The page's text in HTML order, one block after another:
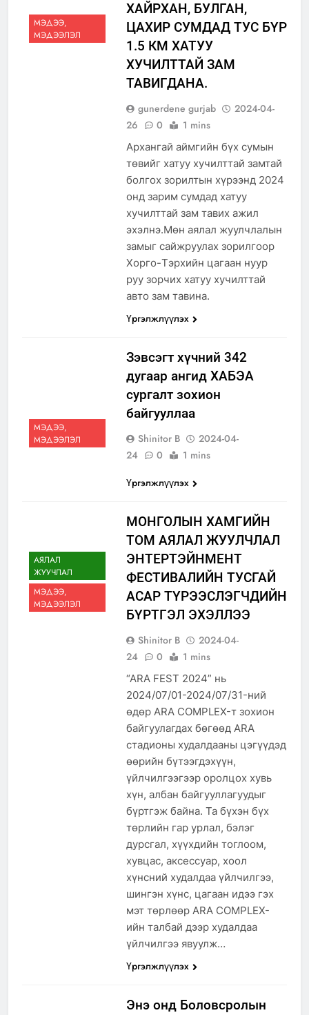
МЭДЭЭ,
МЭДЭЭЛЭЛ
ХАЙРХАН, БУЛГАН,
ЦАХИР СУМДАД ТУС БҮР
1.5 КМ ХАТУУ
ХУЧИЛТТАЙ ЗАМ
ТАВИГДАНА.
gunerdene gurjab
2024-04-
26
0 1 mins
Архангай аймгийн бүх сумын
төвийг хатуу хучилттай замтай
болгох зорилтын хүрээнд 2024
онд зарим сумдад хатуу
хучилттай зам тавих ажил
эхэлнэ.Мөн аялал жуулчлалын
замыг сайжруулах зорилгоор
Хорго-Тэрхийн цагаан нуур
руу зорчих хатуу хучилттай
авто зам тавина.
Үргэлжлүүлэх
МЭДЭЭ,
МЭДЭЭЛЭЛ
Зэвсэгт хүчний 342
дугаар ангид ХАБЭА
сургалт зохион
байгууллаа
Shinitor B
2024-04-
24
0
1 mins
Үргэлжлүүлэх
АЯЛАЛ
ЖУУЧЛАЛ
МЭДЭЭ,
МЭДЭЭЛЭЛ
МОНГОЛЫН ХАМГИЙН
ТОМ АЯЛАЛ ЖУУЛЧЛАЛ
ЭНТЕРТЭЙНМЕНТ
ФЕСТИВАЛИЙН ТУСГАЙ
АСАР ТҮРЭЭСЛЭГЧДИЙН
БҮРТГЭЛ ЭХЭЛЛЭЭ
Shinitor B
2024-04-
24
0 1 mins
“ARA FEST 2024” нь
2024/07/01-2024/07/31-ний
өдөр ARA COMPLEX-т зохион
байгуулагдах бөгөөд ARA
стадионы худалдааны цэгүүдэд
өөрийн бүтээгдэхүүн,
үйлчилгээгээр оролцох хувь
хүн, албан байгууллагуудыг
бүртгэж байна. Та бүхэн бүх
төрлийн гар урлал, бэлэг
дурсгал, хүүхдийн тоглоом,
хувцас, аксессуар, хоол
хүнсний худалдаа үйлчилгээ,
шингэн хүнс, цагаан идээ гэх
мэт төрлөөр ARA COMPLEX-
ийн талбай дээр худалдаа
үйлчилгээ явуулж…
Үргэлжлүүлэх
Энэ онд Боловсролын